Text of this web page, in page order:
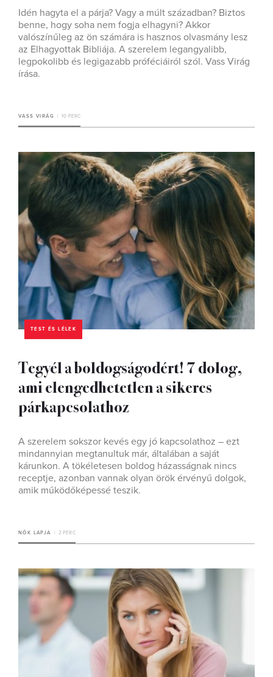
Idén hagyta el a párja? Vagy a múlt században? Biztos
benne, hogy soha nem fogja elhagyni? Akkor
valószínűleg az ön számára is hasznos olvasmány lesz
az Elhagyottak Bibliája. A szerelem legangyalibb,
legpokolibb és legigazabb próféciáiról szól. Vass Virág
írása.
VASS VIRÁG 10 PERC
TEST ÉS LÉLEK
Tegyél a boldogságodért! 7 dolog,
ami elengedhetetlen a sikeres
párkapcsolathoz
A szerelem sokszor kevés egy jó kapcsolathoz – ezt
mindannyian megtanultuk már, általában a saját
kárunkon. A tökéletesen boldog házasságnak nincs
receptje, azonban vannak olyan örök érvényű dolgok,
amik működőképessé teszik.
NŐK LAPJA 2 PERC